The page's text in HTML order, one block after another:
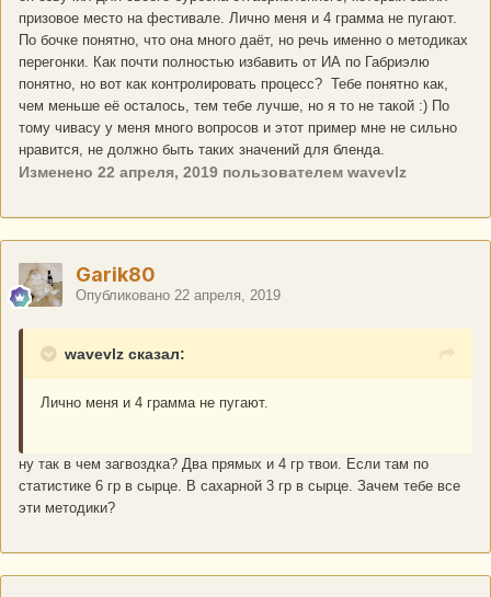
призовое место на фестивале. Лично меня и 4 грамма не пугают.
По бочке понятно, что она много даёт, но речь именно о методиках
перегонки. Как почти полностью избавить от ИА по Габриэлю
понятно, но вот как контролировать процесс? Тебе понятно как,
чем меньше её осталось, тем тебе лучше, но я то не такой :) По
тому чивасу у меня много вопросов и этот пример мне не сильно
нравится, не должно быть таких значений для бленда.
Изменено 22 апреля, 2019 пользователем wavevlz
Garik80
Опубликовано 22 апреля, 2019
wavevlz сказал:
Лично меня и 4 грамма не пугают.
ну так в чем загвоздка? Два прямых и 4 гр твои. Если там по
статистике 6 гр в сырце. В сахарной 3 гр в сырце. Зачем тебе все
эти методики?